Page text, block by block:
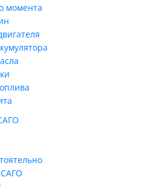
момента